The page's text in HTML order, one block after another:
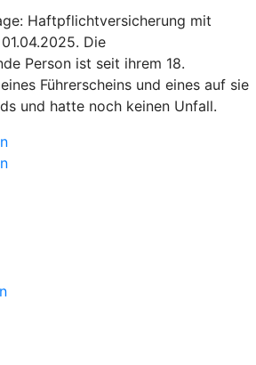
Haftpflichtversicherung mit
Die
Person ist seit ihrem 18.
Führerscheins und eines auf sie
und hatte noch keinen Unfall.